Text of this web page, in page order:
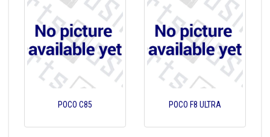
POCO C85 POCO F8 ULTRA